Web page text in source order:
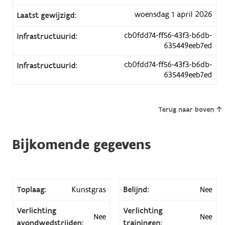
Laatst gewijzigd: woensdag 1 april 2026
Infrastructuurid:
cb0fdd74-ff56-43f3-b6db-
635449eeb7ed
Infrastructuurid:
cb0fdd74-ff56-43f3-b6db-
635449eeb7ed
Terug naar boven
Bijkomende gegevens
Toplaag: Kunstgras Belijnd: Nee
Verlichting
avondwedstrijden:
Nee
Verlichting
trainingen:
Nee